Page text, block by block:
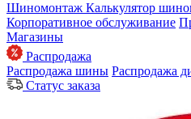
Шиномонтаж Калькулятор
Корпоративное обслуживание
Магазины
Распродажа
Распродажа шины Распродажа
Статус заказа